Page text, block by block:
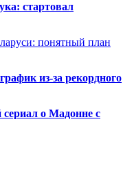
стартовал
понятный план
из-за рекордного
о Мадонне с